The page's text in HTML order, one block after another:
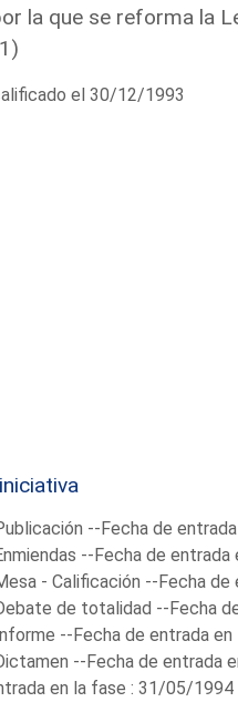
la que se reforma la
el 30/12/1993
--Fecha de
--Fecha de
- Calificación --Fecha
de totalidad --Fecha
--Fecha de entrada
--Fecha de entrada
en la fase : 31/05/1994